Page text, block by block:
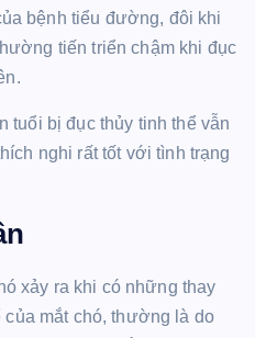
bệnh tiểu đường, đôi khi
tiến triển chậm khi đục
tuổi bị đục thủy tinh thể vẫn
nghi rất tốt với tình trạng
xảy ra khi có những thay
của mắt chó, thường là do